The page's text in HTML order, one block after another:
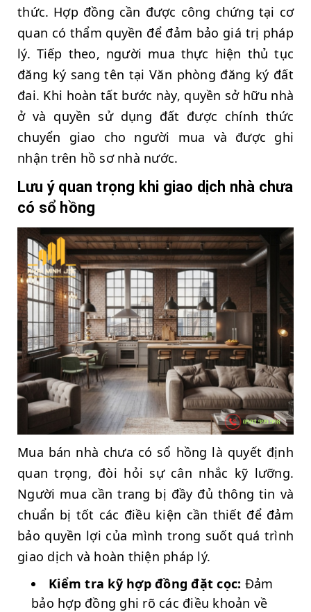
thức. Hợp đồng cần được công chứng tại cơ
quan có thẩm quyền để đảm bảo giá trị pháp
lý. Tiếp theo, người mua thực hiện thủ tục
đăng ký sang tên tại Văn phòng đăng ký đất
đai. Khi hoàn tất bước này, quyền sở hữu nhà
ở và quyền sử dụng đất được chính thức
chuyển giao cho người mua và được ghi
nhận trên hồ sơ nhà nước.
Lưu ý quan trọng khi giao dịch nhà chưa
có sổ hồng
Mua bán nhà chưa có sổ hồng là quyết định
quan trọng, đòi hỏi sự cân nhắc kỹ lưỡng.
Người mua cần trang bị đầy đủ thông tin và
chuẩn bị tốt các điều kiện cần thiết để đảm
bảo quyền lợi của mình trong suốt quá trình
giao dịch và hoàn thiện pháp lý.
Kiểm tra kỹ hợp đồng đặt cọc: Đảm
bảo hợp đồng ghi rõ các điều khoản về